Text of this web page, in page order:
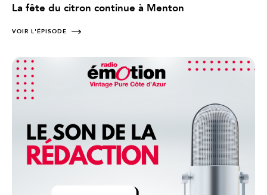
La fête du citron continue à Menton
VOIR L'ÉPISODE